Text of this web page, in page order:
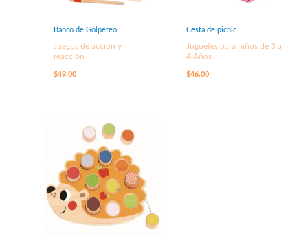
Banco de Golpeteo
Juegos de acción y
reacción
$49.00
Cesta de picnic
Juguetes para niños de 3 a
4 Años
$46.00